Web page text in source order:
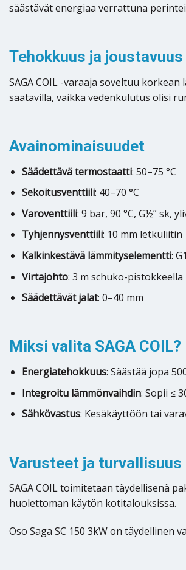
säästävät energiaa verrattuna
Tehokkuus ja joustavuus
SAGA COIL -varaaja soveltuu
saatavilla, vaikka vedenkulutus olisi
Avainominaisuudet
Säädettävä termostaatti: 50–75 °C
Sekoitusventtiili: 40–70 °C
Varoventtiili: 9 bar, 90 °C, G½” sk,
Tyhjennysventtiili: 10 mm letkuliitin
Kalkinkestävä lämmityselementti:
Virtajohto: 3 m schuko-pistokkeella
Säädettävät jalat: 0–40 mm
Miksi valita SAGA COIL?
Energiatehokkuus: Säästää jopa
Integroitu lämmönvaihdin: Sopii ≤
Sähkövastus: Kesäkäyttöön tai
Varusteet ja turvallisuus
SAGA COIL toimitetaan täydellisenä
huolettoman käytön kotitalouksissa.
Oso Saga SC 150 3kW on